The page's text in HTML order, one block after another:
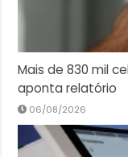
Mais de 830 mil
aponta relatório
06/08/2026